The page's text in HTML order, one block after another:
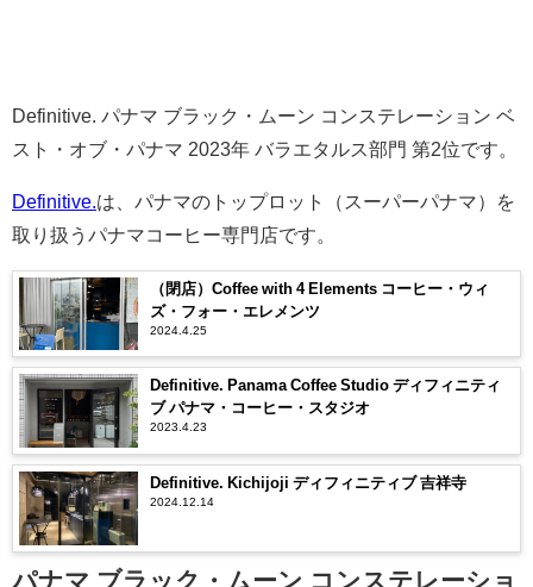
Definitive. パナマ ブラック・ムーン コンステレーション ベ
スト・オブ・パナマ 2023年 バラエタルス部門 第2位です。
Definitive. は、パナマのトップロット（スーパーパナマ）を
取り扱うパナマコーヒー専門店です。
（閉店）Coffee with 4 Elements コーヒー・ウィ
ズ・フォー・エレメンツ
2024.4.25
Definitive. Panama Coffee Studio ディフィニティ
ブ パナマ・コーヒー・スタジオ
2023.4.23
Definitive. Kichijoji ディフィニティブ 吉祥寺
2024.12.14
パナマ ブラック・ムーン コンステレーショ